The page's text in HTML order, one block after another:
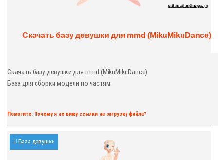
Скачать базу девушки для mmd (MikuMikuDance)
Скачать базу девушки для mmd (MikuMikuDance)
База для сборки модели по частям.
Помогите. Почему я не вижу ссылки на загрузку файла?
База девушки